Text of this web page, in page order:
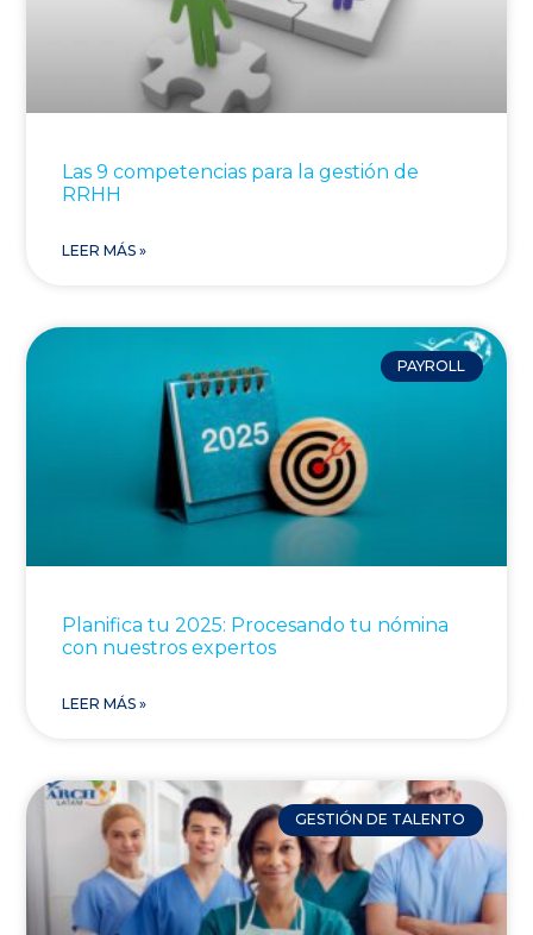
Las 9 competencias para la gestión de
RRHH
LEER MÁS »
PAYROLL
Planifica tu 2025: Procesando tu nómina
con nuestros expertos
LEER MÁS »
GESTIÓN DE TALENTO